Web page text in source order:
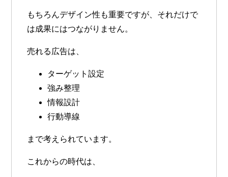
もちろんデザイン性も重要ですが、それだけで
は成果にはつながりません。
売れる広告は、
ターゲット設定
強み整理
情報設計
行動導線
まで考えられています。
これからの時代は、